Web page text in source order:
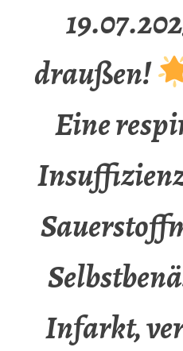
draußen!
Eine
Infarkt,